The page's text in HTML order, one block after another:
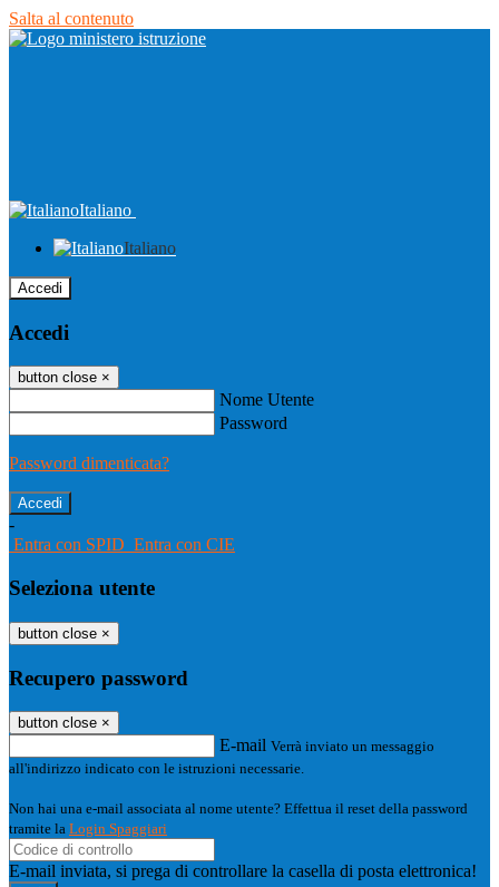
Salta al contenuto
Italiano
Italiano
Accedi
Accedi
button close ×
Nome Utente
Password
Password dimenticata?
-
Entra con SPID Entra con CIE
Seleziona utente
button close ×
Recupero password
button close ×
E-mail Verrà inviato un messaggio
all'indirizzo indicato con le istruzioni necessarie.
Non hai una e-mail associata al nome utente? Effettua il reset della password
tramite la Login Spaggiari
E-mail inviata, si prega di controllare la casella di posta elettronica!